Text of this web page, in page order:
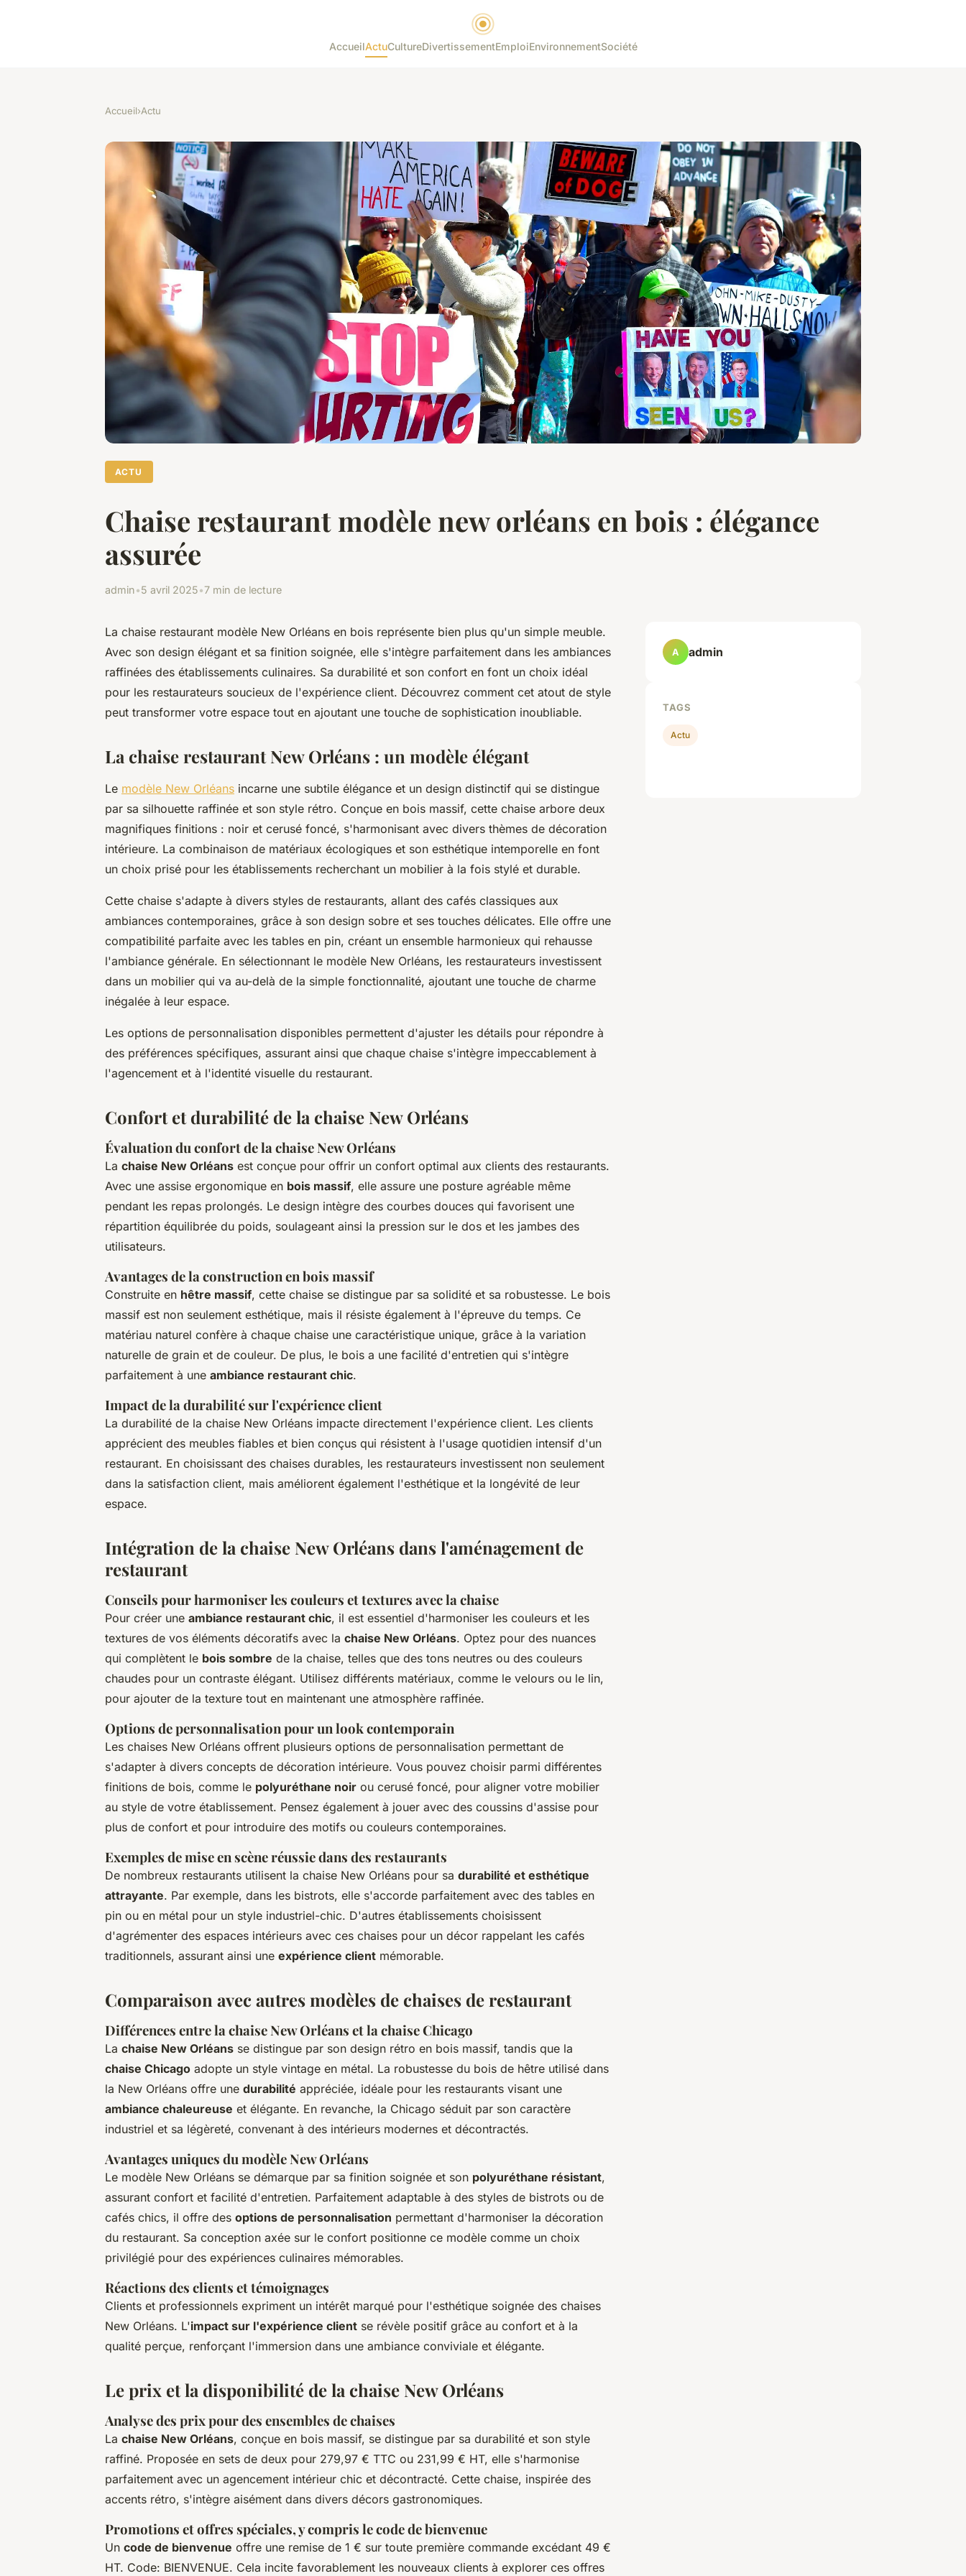
AccueilActuCultureDivertissementEmploiEnvironnementSociété
Accueil›Actu
ACTU
Chaise restaurant modèle new orléans en bois : élégance
assurée
admin•5 avril 2025•7 min de lecture
La chaise restaurant modèle New Orléans en bois représente bien plus qu'un simple meuble.
Avec son design élégant et sa finition soignée, elle s'intègre parfaitement dans les ambiances
raffinées des établissements culinaires. Sa durabilité et son confort en font un choix idéal
pour les restaurateurs soucieux de l'expérience client. Découvrez comment cet atout de style
peut transformer votre espace tout en ajoutant une touche de sophistication inoubliable.
La chaise restaurant New Orléans : un modèle élégant
Le modèle New Orléans incarne une subtile élégance et un design distinctif qui se distingue
par sa silhouette raffinée et son style rétro. Conçue en bois massif, cette chaise arbore deux
magnifiques finitions : noir et cerusé foncé, s'harmonisant avec divers thèmes de décoration
intérieure. La combinaison de matériaux écologiques et son esthétique intemporelle en font
un choix prisé pour les établissements recherchant un mobilier à la fois stylé et durable.
Cette chaise s'adapte à divers styles de restaurants, allant des cafés classiques aux
ambiances contemporaines, grâce à son design sobre et ses touches délicates. Elle offre une
compatibilité parfaite avec les tables en pin, créant un ensemble harmonieux qui rehausse
l'ambiance générale. En sélectionnant le modèle New Orléans, les restaurateurs investissent
dans un mobilier qui va au-delà de la simple fonctionnalité, ajoutant une touche de charme
inégalée à leur espace.
Les options de personnalisation disponibles permettent d'ajuster les détails pour répondre à
des préférences spécifiques, assurant ainsi que chaque chaise s'intègre impeccablement à
l'agencement et à l'identité visuelle du restaurant.
Confort et durabilité de la chaise New Orléans
Évaluation du confort de la chaise New Orléans
La chaise New Orléans est conçue pour offrir un confort optimal aux clients des restaurants.
Avec une assise ergonomique en bois massif, elle assure une posture agréable même
pendant les repas prolongés. Le design intègre des courbes douces qui favorisent une
répartition équilibrée du poids, soulageant ainsi la pression sur le dos et les jambes des
utilisateurs.
Avantages de la construction en bois massif
Construite en hêtre massif, cette chaise se distingue par sa solidité et sa robustesse. Le bois
massif est non seulement esthétique, mais il résiste également à l'épreuve du temps. Ce
matériau naturel confère à chaque chaise une caractéristique unique, grâce à la variation
naturelle de grain et de couleur. De plus, le bois a une facilité d'entretien qui s'intègre
parfaitement à une ambiance restaurant chic.
Impact de la durabilité sur l'expérience client
La durabilité de la chaise New Orléans impacte directement l'expérience client. Les clients
apprécient des meubles fiables et bien conçus qui résistent à l'usage quotidien intensif d'un
restaurant. En choisissant des chaises durables, les restaurateurs investissent non seulement
dans la satisfaction client, mais améliorent également l'esthétique et la longévité de leur
espace.
Intégration de la chaise New Orléans dans l'aménagement de
restaurant
Conseils pour harmoniser les couleurs et textures avec la chaise
Pour créer une ambiance restaurant chic, il est essentiel d'harmoniser les couleurs et les
textures de vos éléments décoratifs avec la chaise New Orléans. Optez pour des nuances
qui complètent le bois sombre de la chaise, telles que des tons neutres ou des couleurs
chaudes pour un contraste élégant. Utilisez différents matériaux, comme le velours ou le lin,
pour ajouter de la texture tout en maintenant une atmosphère raffinée.
Options de personnalisation pour un look contemporain
Les chaises New Orléans offrent plusieurs options de personnalisation permettant de
s'adapter à divers concepts de décoration intérieure. Vous pouvez choisir parmi différentes
finitions de bois, comme le polyuréthane noir ou cerusé foncé, pour aligner votre mobilier
au style de votre établissement. Pensez également à jouer avec des coussins d'assise pour
plus de confort et pour introduire des motifs ou couleurs contemporaines.
Exemples de mise en scène réussie dans des restaurants
De nombreux restaurants utilisent la chaise New Orléans pour sa durabilité et esthétique
attrayante. Par exemple, dans les bistrots, elle s'accorde parfaitement avec des tables en
pin ou en métal pour un style industriel-chic. D'autres établissements choisissent
d'agrémenter des espaces intérieurs avec ces chaises pour un décor rappelant les cafés
traditionnels, assurant ainsi une expérience client mémorable.
Comparaison avec autres modèles de chaises de restaurant
Différences entre la chaise New Orléans et la chaise Chicago
La chaise New Orléans se distingue par son design rétro en bois massif, tandis que la
chaise Chicago adopte un style vintage en métal. La robustesse du bois de hêtre utilisé dans
la New Orléans offre une durabilité appréciée, idéale pour les restaurants visant une
ambiance chaleureuse et élégante. En revanche, la Chicago séduit par son caractère
industriel et sa légèreté, convenant à des intérieurs modernes et décontractés.
Avantages uniques du modèle New Orléans
Le modèle New Orléans se démarque par sa finition soignée et son polyuréthane résistant,
assurant confort et facilité d'entretien. Parfaitement adaptable à des styles de bistrots ou de
cafés chics, il offre des options de personnalisation permettant d'harmoniser la décoration
du restaurant. Sa conception axée sur le confort positionne ce modèle comme un choix
privilégié pour des expériences culinaires mémorables.
Réactions des clients et témoignages
Clients et professionnels expriment un intérêt marqué pour l'esthétique soignée des chaises
New Orléans. L'impact sur l'expérience client se révèle positif grâce au confort et à la
qualité perçue, renforçant l'immersion dans une ambiance conviviale et élégante.
Le prix et la disponibilité de la chaise New Orléans
Analyse des prix pour des ensembles de chaises
La chaise New Orléans, conçue en bois massif, se distingue par sa durabilité et son style
raffiné. Proposée en sets de deux pour 279,97 € TTC ou 231,99 € HT, elle s'harmonise
parfaitement avec un agencement intérieur chic et décontracté. Cette chaise, inspirée des
accents rétro, s'intègre aisément dans divers décors gastronomiques.
Promotions et offres spéciales, y compris le code de bienvenue
Un code de bienvenue offre une remise de 1 € sur toute première commande excédant 49 €
HT. Code: BIENVENUE. Cela incite favorablement les nouveaux clients à explorer ces offres
A admin
TAGS
Actu